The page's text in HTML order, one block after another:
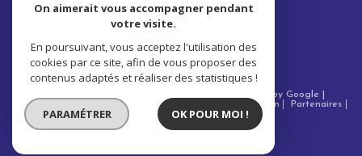
ADHÉRONS
© 2026 | Tous droits réservés | Traduction powered by Google |
Nos honoraires
Plan du site Mentions légales Admin
Partenaires
Politique RGPD
Cookies
On aimerait vous accompagner pendant
votre visite.
En poursuivant, vous acceptez l'utilisation des
cookies par ce site, afin de vous proposer des
contenus adaptés et réaliser des statistiques !
PARAMÉTRER OK POUR MOI !